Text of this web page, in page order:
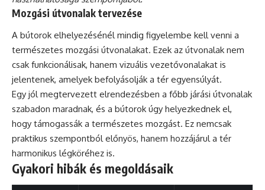
Mozgási útvonalak tervezése
A bútorok elhelyezésénél mindig figyelembe kell venni a
természetes mozgási útvonalakat. Ezek az útvonalak nem
csak funkcionálisak, hanem vizuális vezetővonalakat is
jelentenek, amelyek befolyásolják a tér egyensúlyát.
Egy jól megtervezett elrendezésben a főbb járási útvonalak
szabadon maradnak, és a bútorok úgy helyezkednek el,
hogy támogassák a természetes mozgást. Ez nemcsak
praktikus szempontból előnyös, hanem hozzájárul a tér
harmonikus légköréhez is.
Gyakori hibák és megoldásaik